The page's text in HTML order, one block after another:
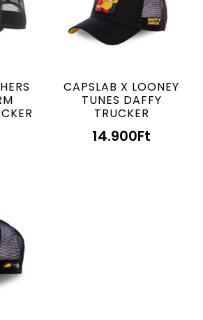
CAPSLAB X LOONEY
TUNES DAFFY
TRUCKER
14.900Ft